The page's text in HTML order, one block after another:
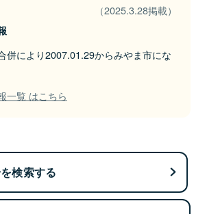
（2025.3.28掲載）
併により2007.01.29からみやま市にな
一覧 はこちら
検索する